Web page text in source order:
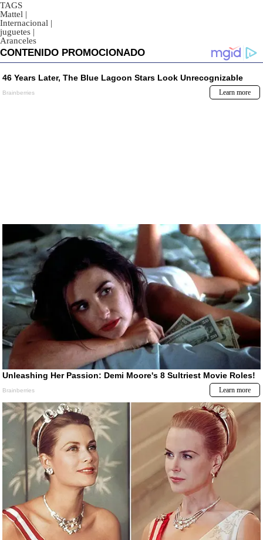
TAGS
Mattel |
Internacional |
juguetes |
Aranceles